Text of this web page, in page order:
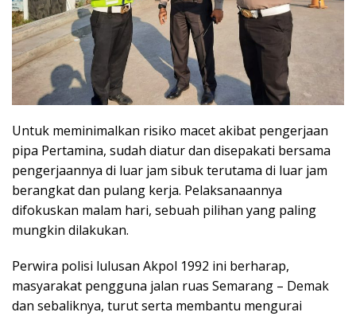
Untuk meminimalkan risiko macet akibat pengerjaan
pipa Pertamina, sudah diatur dan disepakati bersama
pengerjaannya di luar jam sibuk terutama di luar jam
berangkat dan pulang kerja. Pelaksanaannya
difokuskan malam hari, sebuah pilihan yang paling
mungkin dilakukan.
Perwira polisi lulusan Akpol 1992 ini berharap,
masyarakat pengguna jalan ruas Semarang – Demak
dan sebaliknya, turut serta membantu mengurai